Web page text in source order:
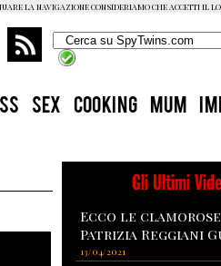
SEX COOKING MUM
Gli Ultimi
Ecco le
Patrizia Reggiani
13/04/2021
la navigazione consideriamo che accetti il